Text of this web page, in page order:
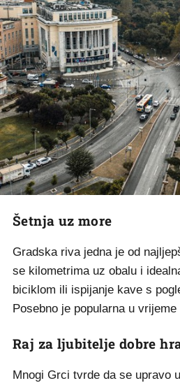
Šetnja uz more
Gradska riva jedna je od
se kilometrima uz obalu i
biciklom ili ispijanje kave s
Posebno je popularna u
Raj za ljubitelje dobre
Mnogi Grci tvrde da se upravo